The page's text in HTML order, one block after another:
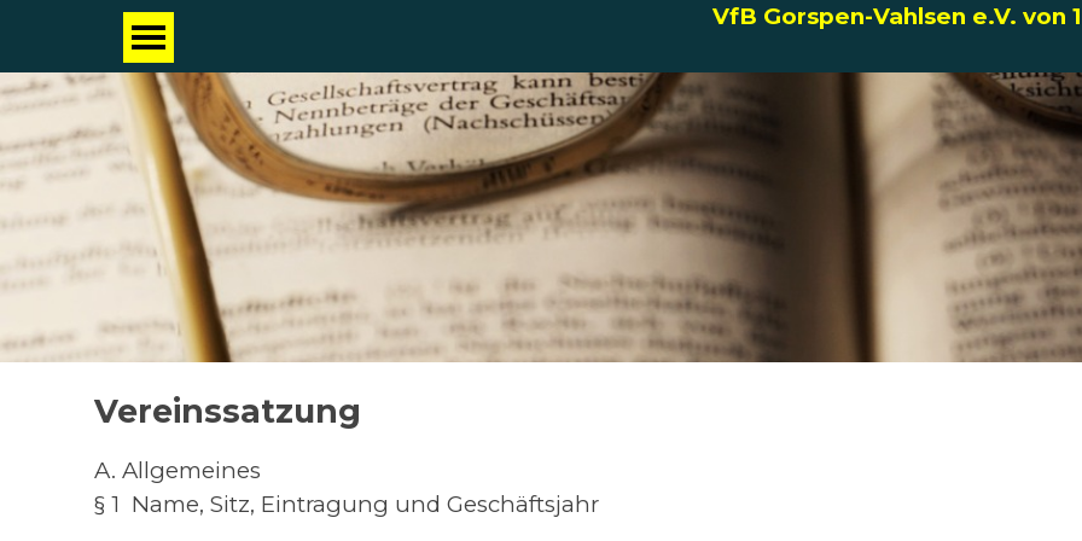
VfB Gorspen-Vahlsen e.V. von
Vereinssatzung
A. Allgemeines
§ 1 Name, Sitz, Eintragung und Geschäftsjahr